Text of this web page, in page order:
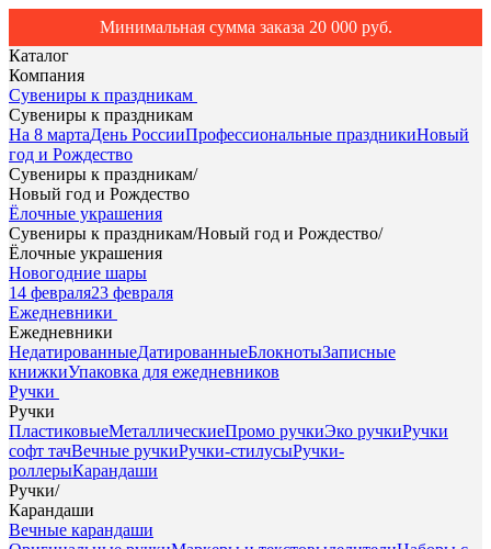
Минимальная сумма заказа 20 000 руб.
Каталог
Компания
Сувениры к праздникам
Сувениры к праздникам
На 8 мартаДень РоссииПрофессиональные праздникиНовый
год и Рождество
Сувениры к праздникам/
Новый год и Рождество
Ёлочные украшения
Сувениры к праздникам/Новый год и Рождество/
Ёлочные украшения
Новогодние шары
14 февраля23 февраля
Ежедневники
Ежедневники
НедатированныеДатированныеБлокнотыЗаписные
книжкиУпаковка для ежедневников
Ручки
Ручки
ПластиковыеМеталлическиеПромо ручкиЭко ручкиРучки
софт тачВечные ручкиРучки-стилусыРучки-
роллерыКарандаши
Ручки/
Карандаши
Вечные карандаши